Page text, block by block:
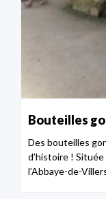
Bouteilles
Des bouteilles
d’histoire !
l’Abbaye-de-